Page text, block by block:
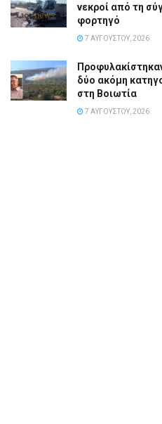
νεκροί από τη
φορτηγό
7 ΑΥΓΟΎΣΤΟΥ, 2026
δύο ακόμη
στη Βοιωτία
7 ΑΥΓΟΎΣΤΟΥ, 2026